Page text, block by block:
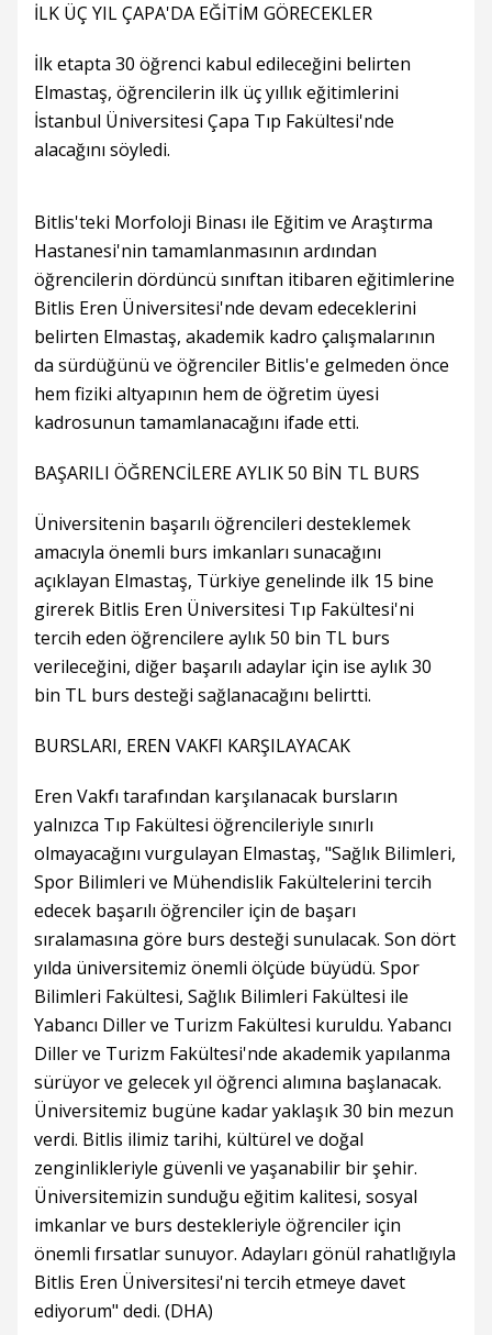
İLK ÜÇ YIL ÇAPA'DA EĞİTİM GÖRECEKLER
İlk etapta 30 öğrenci kabul edileceğini belirten
Elmastaş, öğrencilerin ilk üç yıllık eğitimlerini
İstanbul Üniversitesi Çapa Tıp Fakültesi'nde
alacağını söyledi.
Bitlis'teki Morfoloji Binası ile Eğitim ve Araştırma
Hastanesi'nin tamamlanmasının ardından
öğrencilerin dördüncü sınıftan itibaren eğitimlerine
Bitlis Eren Üniversitesi'nde devam edeceklerini
belirten Elmastaş, akademik kadro çalışmalarının
da sürdüğünü ve öğrenciler Bitlis'e gelmeden önce
hem fiziki altyapının hem de öğretim üyesi
kadrosunun tamamlanacağını ifade etti.
BAŞARILI ÖĞRENCİLERE AYLIK 50 BİN TL BURS
Üniversitenin başarılı öğrencileri desteklemek
amacıyla önemli burs imkanları sunacağını
açıklayan Elmastaş, Türkiye genelinde ilk 15 bine
girerek Bitlis Eren Üniversitesi Tıp Fakültesi'ni
tercih eden öğrencilere aylık 50 bin TL burs
verileceğini, diğer başarılı adaylar için ise aylık 30
bin TL burs desteği sağlanacağını belirtti.
BURSLARI, EREN VAKFI KARŞILAYACAK
Eren Vakfı tarafından karşılanacak bursların
yalnızca Tıp Fakültesi öğrencileriyle sınırlı
olmayacağını vurgulayan Elmastaş, "Sağlık Bilimleri,
Spor Bilimleri ve Mühendislik Fakültelerini tercih
edecek başarılı öğrenciler için de başarı
sıralamasına göre burs desteği sunulacak. Son dört
yılda üniversitemiz önemli ölçüde büyüdü. Spor
Bilimleri Fakültesi, Sağlık Bilimleri Fakültesi ile
Yabancı Diller ve Turizm Fakültesi kuruldu. Yabancı
Diller ve Turizm Fakültesi'nde akademik yapılanma
sürüyor ve gelecek yıl öğrenci alımına başlanacak.
Üniversitemiz bugüne kadar yaklaşık 30 bin mezun
verdi. Bitlis ilimiz tarihi, kültürel ve doğal
zenginlikleriyle güvenli ve yaşanabilir bir şehir.
Üniversitemizin sunduğu eğitim kalitesi, sosyal
imkanlar ve burs destekleriyle öğrenciler için
önemli fırsatlar sunuyor. Adayları gönül rahatlığıyla
Bitlis Eren Üniversitesi'ni tercih etmeye davet
ediyorum" dedi. (DHA)